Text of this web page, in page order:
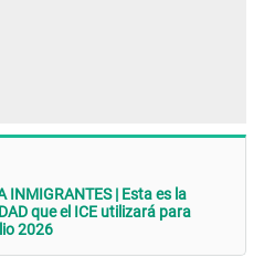
INMIGRANTES | Esta es la
que el ICE utilizará para
2026